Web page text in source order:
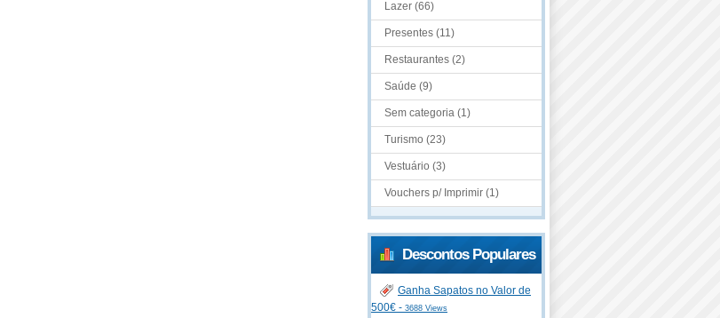
Lazer (66)
Presentes (11)
Restaurantes (2)
Saúde (9)
Sem categoria (1)
Turismo (23)
Vestuário (3)
Vouchers p/ Imprimir (1)
Descontos Populares
Ganha Sapatos no Valor de
500€ - 3688 Views